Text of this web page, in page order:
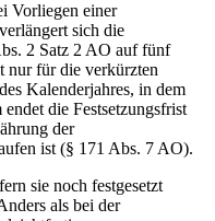
Vorliegen einer
sich die
2 Satz 2 AO auf fünf
nur für die verkürzten
Kalenderjahres, in dem
die Festsetzungsfrist
der
ist (§ 171 Abs. 7 AO).
sie noch festgesetzt
als bei der